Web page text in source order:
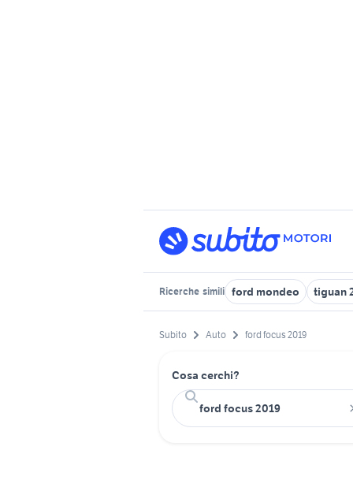
Ricerche simili ford mondeo tiguan
Subito Auto ford focus 2019
Cosa cerchi?